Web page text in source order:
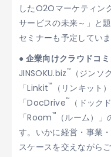
したO2Oマーケティン
サービスの未来～」と
セミナーも予定していま
● 企業向けクラウドコ
JINSOKU.biz™
（ジン
「Linkit™
（リンキット
「DocDrive™
（ドック
「Room™
（ルーム）
す。いかに経営・事業
スケースを交えながらご